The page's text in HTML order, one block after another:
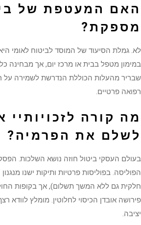
האם המעטפת של
מספקת?
לא. גמלת הסיעוד של המוסד לביטוח לאומי היא
במימון מטפל בבית או מרכז יום, אך מבחינה
שבריר מהעלות הכוללת הנדרשת לשמירה על
רפואה פרטיים.
מה קורה
לשלם את הפרמיה?
בעולם העסקי ביטול חוזה נושא השלכות.
הפוליסה. בפוליסות פרטיות ותיקות ישנו
חלקית גם ללא המשך תשלום), אך בקופות
פירושה אובדן הכיסוי לחלוטין. מומלץ לוודא
יציבה.